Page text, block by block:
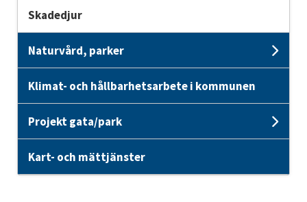
Skadedjur
Naturvård, parker
Klimat- och hållbarhetsarbete i kommunen
Projekt gata/park
Kart- och mättjänster